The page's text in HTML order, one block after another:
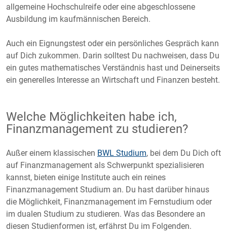
allgemeine Hochschulreife oder eine abgeschlossene
Ausbildung im kaufmännischen Bereich.
Auch ein Eignungstest oder ein persönliches Gespräch kann
auf Dich zukommen. Darin solltest Du nachweisen, dass Du
ein gutes mathematisches Verständnis hast und Deinerseits
ein generelles Interesse an Wirtschaft und Finanzen besteht.
Welche Möglichkeiten habe ich,
Finanzmanagement zu studieren?
Außer einem klassischen BWL Studium, bei dem Du Dich oft
auf Finanzmanagement als Schwerpunkt spezialisieren
kannst, bieten einige Institute auch ein reines
Finanzmanagement Studium an. Du hast darüber hinaus
die Möglichkeit, Finanzmanagement im Fernstudium oder
im dualen Studium zu studieren. Was das Besondere an
diesen Studienformen ist, erfährst Du im Folgenden.